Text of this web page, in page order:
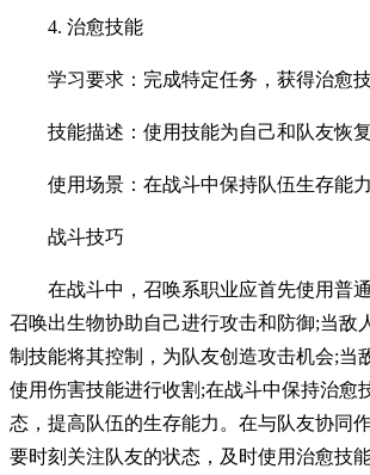
4. 治愈技能
学习要求：完成特定任务，获得治愈技
技能描述：使用技能为自己和队友恢复
使用场景：在战斗中保持队伍生存能力
战斗技巧
在战斗中，召唤系职业应首先使用普
召唤出生物协助自己进行攻击和防御;当敌
制技能将其控制，为队友创造攻击机会;当
使用伤害技能进行收割;在战斗中保持治愈
态，提高队伍的生存能力。在与队友协同
要时刻关注队友的状态，及时使用治愈技